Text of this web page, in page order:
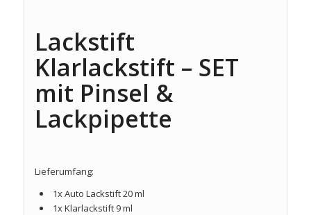
Lackstift
Klarlackstift – SET
mit Pinsel &
Lackpipette
Lieferumfang:
1x Auto Lackstift 20 ml
1x Klarlackstift 9 ml